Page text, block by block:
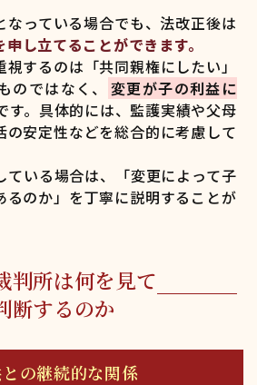
なっている場合でも、法改正後は
し立てることができます。
するのは「共同親権にしたい」
のではなく、
変更が子の利益に
す。具体的には、監護実績や父母
の安定性などを総合的に考慮して
ている場合は、「変更によって子
るのか」を丁寧に説明することが
判所は何を見て
断するのか
の継続的な関係